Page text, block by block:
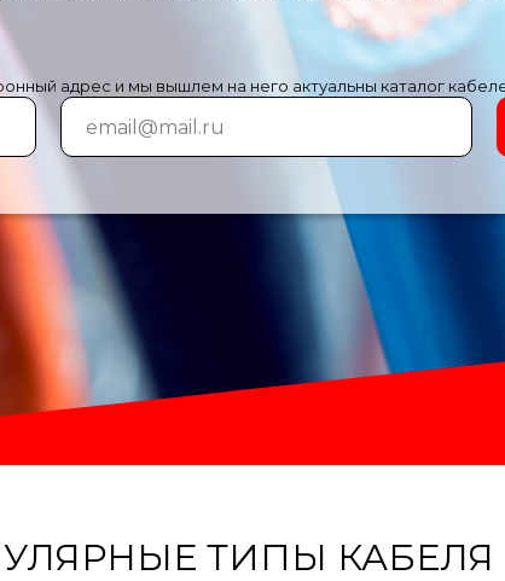
адрес и мы вышлем на него актуальны каталог
ТИПЫ КАБЕЛЯ